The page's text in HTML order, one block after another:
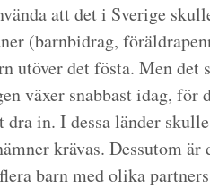
att det i Sverige
(barnbidrag,
utöver det fösta. Men det
växer snabbast idag, för
in. I dessa länder
krävas. Dessutom
barn med olika